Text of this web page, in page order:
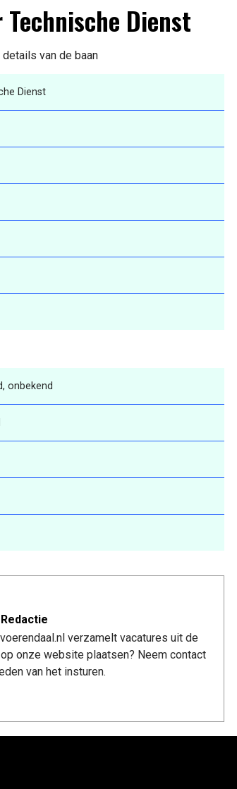
Dienst
van de baan
Dienst
onbekend
verzamelt vacatures uit de
onze website plaatsen? Neem contact
van het insturen.